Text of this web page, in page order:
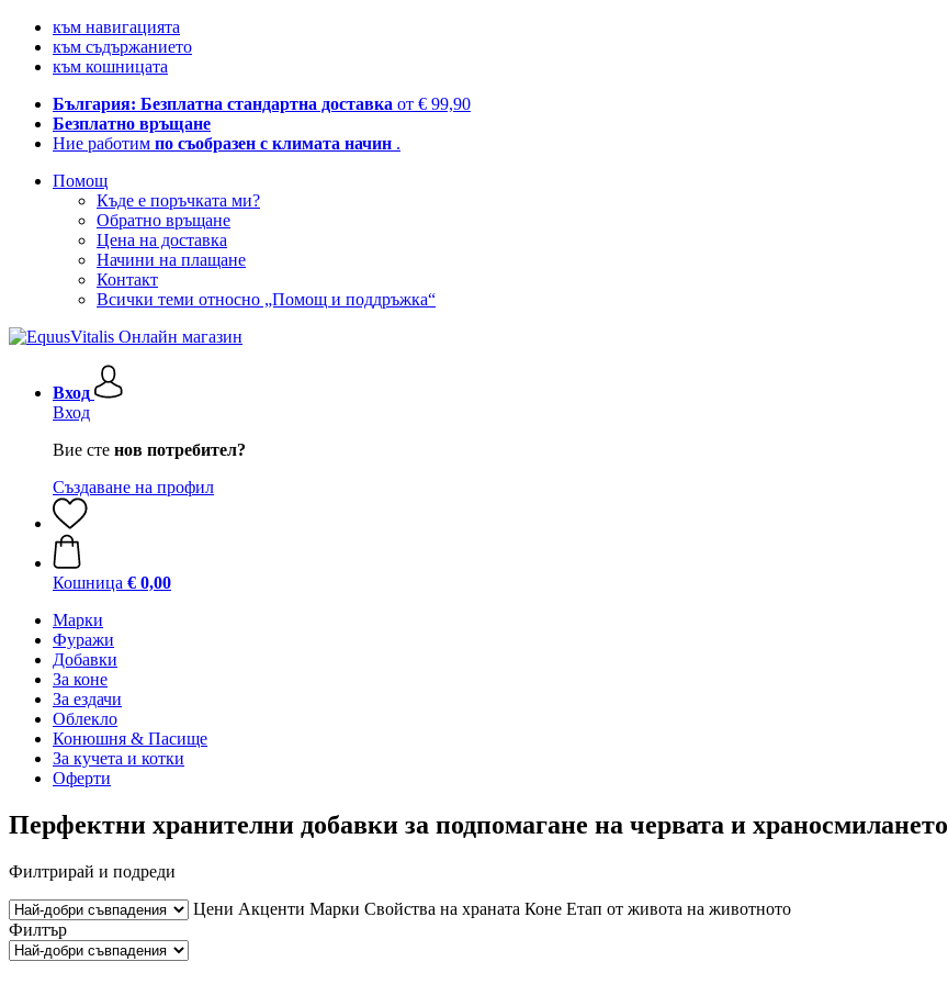
към навигацията
към съдържанието
към кошницата
България: Безплатна стандартна доставка от € 99,90
Безплатно връщане
Ние работим по съобразен с климата начин .
Помощ
Къде е поръчката ми?
Обратно връщане
Цена на доставка
Начини на плащане
Контакт
Всички теми относно „Помощ и поддръжка“
Вход
Вход
Вие сте нов потребител?
Създаване на профил
Кошница € 0,00
Марки
Фуражи
Добавки
За коне
За ездачи
Облекло
Конюшня & Пасище
За кучета и котки
Оферти
Перфектни хранителни добавки за подпомагане на червата и храносмилането
Филтрирай и подреди
Цени Акценти Марки Свойства на храната Коне Етап от живота на животното
Филтър